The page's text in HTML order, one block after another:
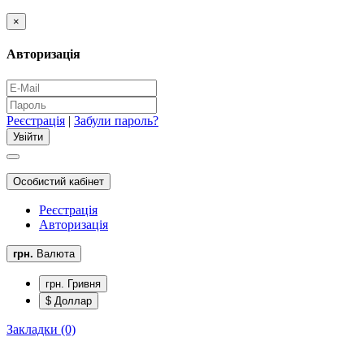
×
Авторизація
Реєстрація | Забули пароль?
Особистий кабінет
Реєстрація
Авторизація
грн. Валюта
грн. Гривня
$ Доллар
Закладки (0)